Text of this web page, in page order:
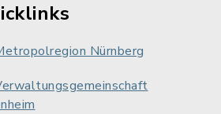
Nürnberg